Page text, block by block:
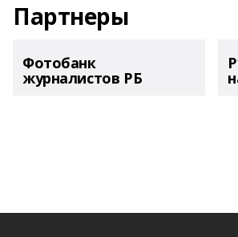
Партнеры
Фотобанк
журналистов РБ